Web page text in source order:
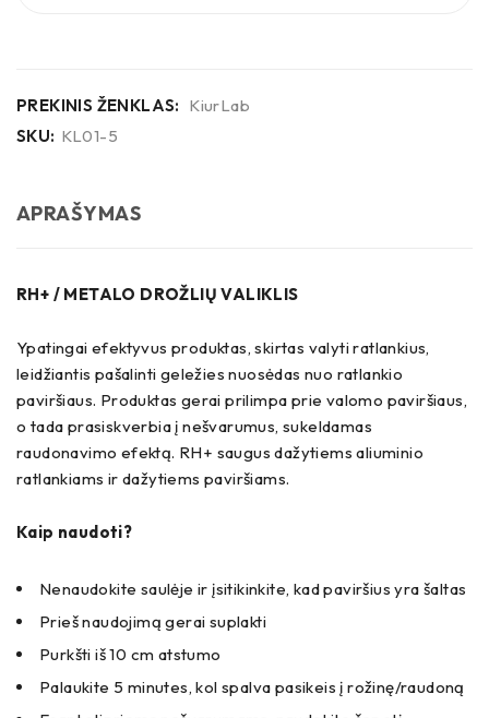
PREKINIS ŽENKLAS: KiurLab
SKU: KL01-5
APRAŠYMAS
RH+ / METALO DROŽLIŲ VALIKLIS
Ypatingai efektyvus produktas, skirtas valyti ratlankius,
leidžiantis pašalinti geležies nuosėdas nuo ratlankio
paviršiaus. Produktas gerai prilimpa prie valomo paviršiaus,
o tada prasiskverbia į nešvarumus, sukeldamas
raudonavimo efektą. RH+ saugus dažytiems aliuminio
ratlankiams ir dažytiems paviršiams.
Kaip naudoti?
Nenaudokite saulėje ir įsitikinkite, kad paviršius yra šaltas
Prieš naudojimą gerai suplakti
Purkšti iš 10 cm atstumo
Palaukite 5 minutes, kol spalva pasikeis į rožinę/raudoną